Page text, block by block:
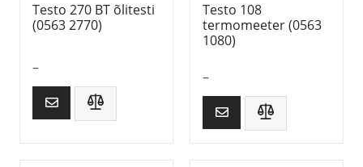
Testo 270 BT õlitesti
(0563 2770)
–
Testo 108
termomeeter (0563
1080)
–